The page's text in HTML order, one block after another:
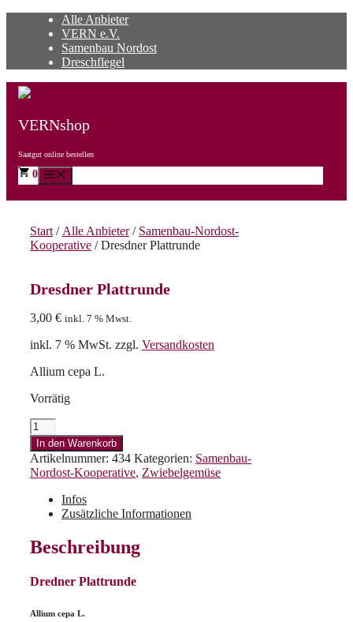
Alle Anbieter
VERN e.V.
Samenbau Nordost
Dreschflegel
VERNshop
Saatgut online bestellen
0
Start / Alle Anbieter/ Samenbau-Nordost-
Kooperative / Dresdner Plattrunde
Dresdner Plattrunde
3,00 € inkl. 7 % Mwst.
inkl. 7 % MwSt. zzgl. Versandkosten
Allium cepa L.
Vorrätig
Dresdner
Plattrunde
Menge
In den Warenkorb
Artikelnummer: 434 Kategorien: Samenbau-
Nordost-Kooperative, Zwiebelgemüse
Infos
Zusätzliche Informationen
Beschreibung
Dredner Plattrunde
Allium cepa L.